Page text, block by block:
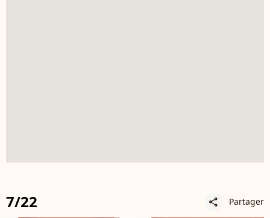
7/22 share Partager